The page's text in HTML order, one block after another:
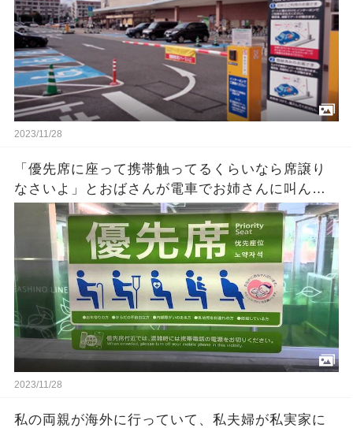
2023/11/28
「優先席に座って携帯触ってるくらいなら席譲り
なさいよ」とおばさんが電車でお姉さんに叫ん
だ！そうするとそのお姉さんが急に泣き出しまし
た・・ → その理由を知って今の日本の現状に情
けなくなってきた！
2023/11/28
私の両親が海外に行っていて、私夫婦が私実家に